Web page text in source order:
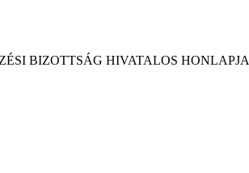
BIZOTTSÁG HIVATALOS HONLAPJA